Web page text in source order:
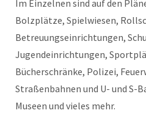
Im Einzelnen sind auf den
Bolzplätze, Spielwiesen,
Betreuungseinrichtungen,
Jugendeinrichtungen,
Bücherschränke, Polizei,
Straßenbahnen und U- und S-
Museen und vieles mehr.